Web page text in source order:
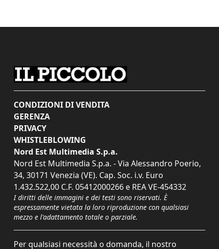
CONDIZIONI DI VENDITA
GERENZA
PRIVACY
WHISTLEBLOWING
Nord Est Multimedia S.p.a.
Nord Est Multimedia S.p.a. - Via Alessandro Poerio,
34, 30171 Venezia (VE). Cap. Soc. i.v. Euro
1.432.522,00 C.F. 05412000266 e REA VE-454332
I diritti delle immagini e dei testi sono riservati. È
espressamente vietata la loro riproduzione con qualsiasi
mezzo e l'adattamento totale o parziale.
Per qualsiasi necessità o domanda, il nostro